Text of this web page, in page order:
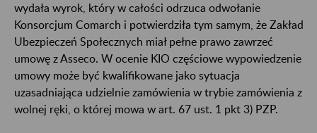
wydała wyrok, który w całości odrzuca odwołanie
Konsorcjum Comarch i potwierdziła tym samym, że Zakład
Ubezpieczeń Społecznych miał pełne prawo zawrzeć
umowę z Asseco. W ocenie KIO częściowe wypowiedzenie
umowy może być kwalifikowane jako sytuacja
uzasadniająca udzielnie zamówienia w trybie zamówienia z
wolnej ręki, o której mowa w art. 67 ust. 1 pkt 3) PZP.